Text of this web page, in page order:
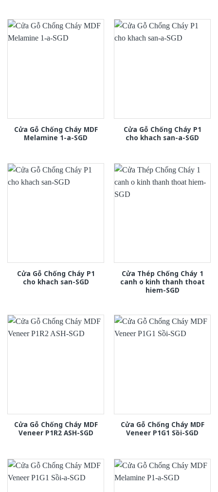
Cửa Gỗ Chống Cháy MDF
Melamine 1-a-SGD
Cửa Gỗ Chống Cháy P1
cho khach san-a-SGD
Cửa Gỗ Chống Cháy P1
cho khach san-SGD
Cửa Thép Chống Cháy 1
canh o kinh thanh thoat
hiem-SGD
Cửa Gỗ Chống Cháy MDF
Veneer P1R2 ASH-SGD
Cửa Gỗ Chống Cháy MDF
Veneer P1G1 Sồi-SGD